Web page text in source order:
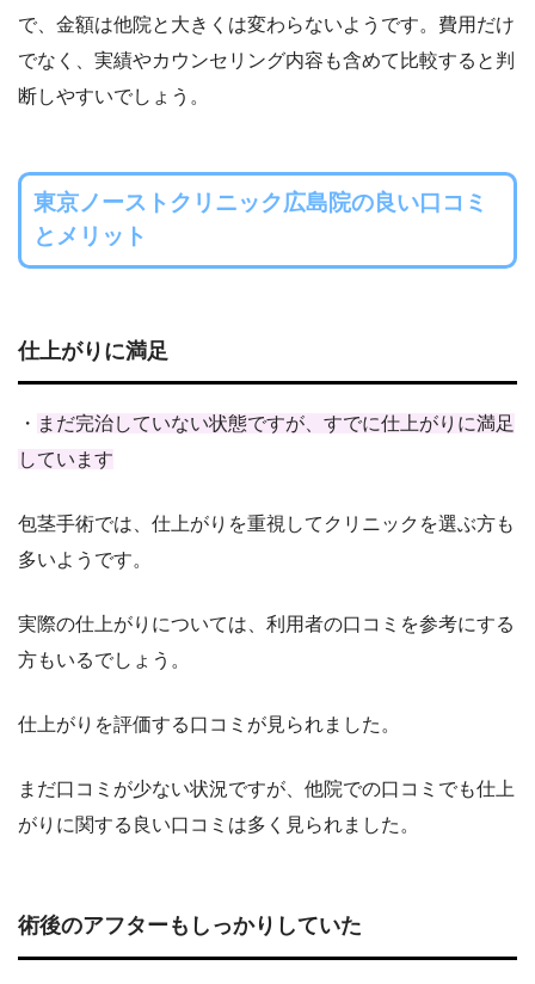
で、金額は他院と大きくは変わらないようです。費用だけ
でなく、実績やカウンセリング内容も含めて比較すると判
断しやすいでしょう。
東京ノーストクリニック広島院の良い口コミ
とメリット
仕上がりに満足
・ まだ完治していない状態ですが、すでに仕上がりに満足
しています
包茎手術では、仕上がりを重視してクリニックを選ぶ方も
多いようです。
実際の仕上がりについては、利用者の口コミを参考にする
方もいるでしょう。
仕上がりを評価する口コミが見られました。
まだ口コミが少ない状況ですが、他院での口コミでも仕上
がりに関する良い口コミは多く見られました。
術後のアフターもしっかりしていた